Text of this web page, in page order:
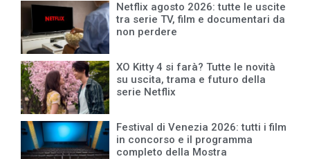
Netflix agosto 2026: tutte le uscite
tra serie TV, film e documentari da
non perdere
XO Kitty 4 si farà? Tutte le novità
su uscita, trama e futuro della
serie Netflix
Festival di Venezia 2026: tutti i film
in concorso e il programma
completo della Mostra